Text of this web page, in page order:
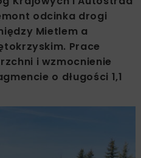
odcinka drogi
Mietlem a
Prace
i wzmocnienie
o długości 1,1